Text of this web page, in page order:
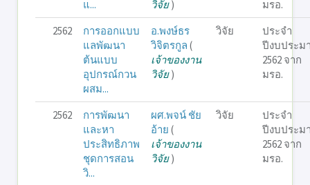
แ...
วิจัย)
มรอ.
2562
การออกแบบ
แลพัฒนา
ต้นแบบ
อุปกรณ์กวน
ผสม...
อ.พงษ์ธร
วิจิตรกูล (
เจ้าของงาน
วิจัย)
วิจัย
ประจำ
ปีงบประ
2562 จาก
มรอ.
2562
การพัฒนา
และหา
ประสิทธิภาพ
ชุดการสอน
วิ...
ผศ.พจน์ ชัย
อ้าย (
เจ้าของงาน
วิจัย)
วิจัย
ประจำ
ปีงบประ
2562 จาก
มรอ.